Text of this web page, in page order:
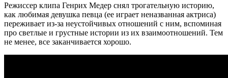
Режиссер клипа Генрих Медер снял трогательную историю,
как любимая девушка певца (ее играет неназванная актриса)
переживает из-за неустойчивых отношений с ним, вспоминая
про светлые и грустные истории из их взаимоотношений. Тем
не менее, все заканчивается хорошо.